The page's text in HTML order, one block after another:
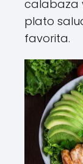
calabaza
plato
favorita.